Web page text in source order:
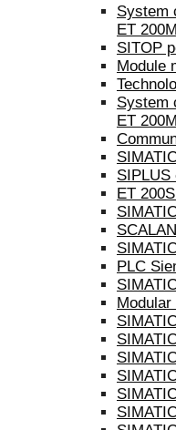
System
ET
SITOP
Module
System
ET 200M
SIPLUS
ET
PLC